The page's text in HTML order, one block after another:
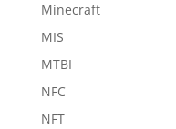
Minecraft
MIS
MTBI
NFC
NFT